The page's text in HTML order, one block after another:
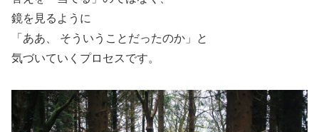
鏡を見るように
「ああ、 そういうことだったのか」と
気づいていくプロセスです。